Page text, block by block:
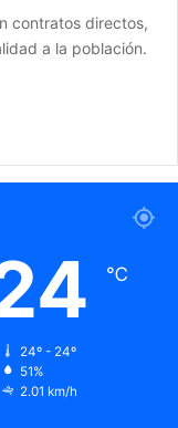
contratos directos,
a la población.
℃
24º - 24º
51%
2.01 km/h